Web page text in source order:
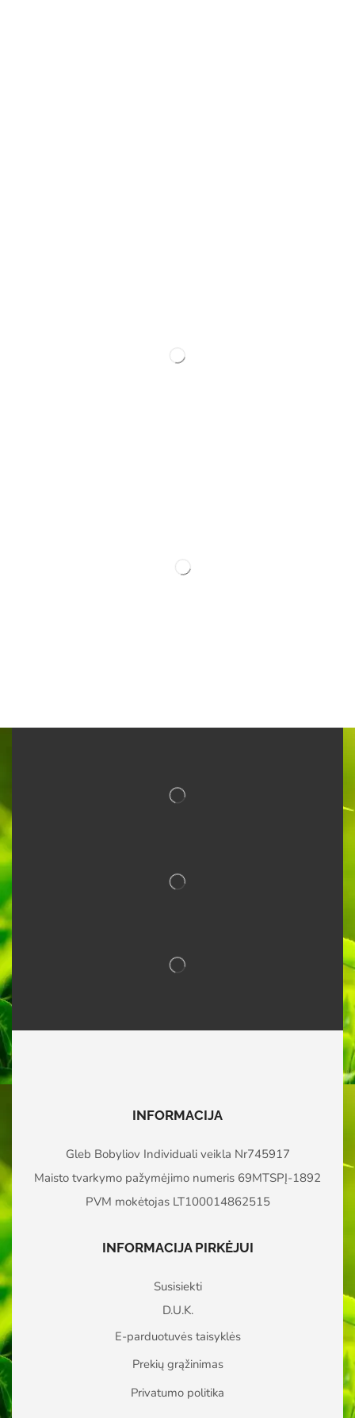
INFORMACIJA
Gleb Bobyliov Individuali veikla Nr745917
Maisto tvarkymo pažymėjimo numeris 69MTSPĮ-1892
PVM mokėtojas LT100014862515
INFORMACIJA PIRKĖJUI
Susisiekti
D.U.K.
E-parduotuvės taisyklės
Prekių grąžinimas
Privatumo politika